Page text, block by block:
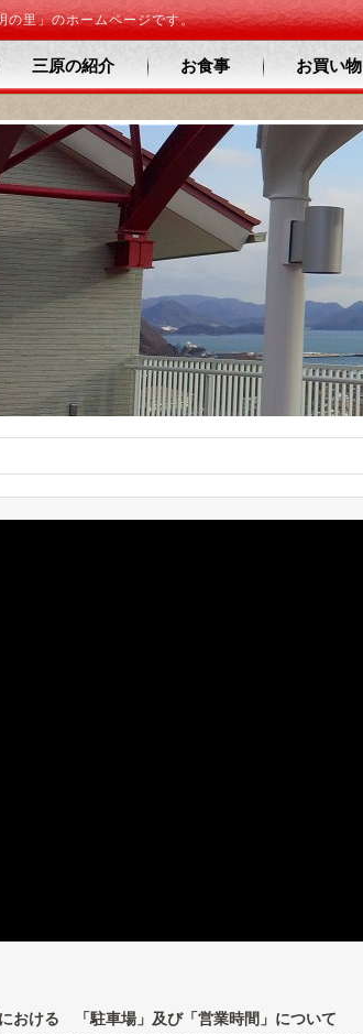
の里」のホームページです。
三原の紹介 お食事 お買い物
おける 「駐車場」及び「営業時間」について